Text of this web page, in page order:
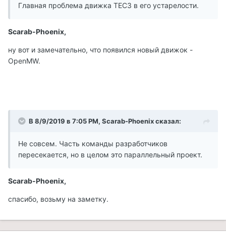
Главная проблема движка ТЕС3 в его устарелости.
Scarab-Phoenix,
ну вот и замечательно, что появился новый движок -
OpenMW.
В 8/9/2019 в 7:05 PM, Scarab-Phoenix сказал:
Не совсем. Часть команды разработчиков
пересекается, но в целом это параллельный проект.
Scarab-Phoenix,
спасибо, возьму на заметку.